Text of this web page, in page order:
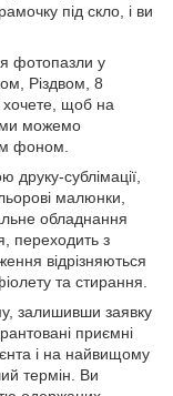
під скло, і ви
фотопазли у
Різдвом, 8
щоб на
ми можемо
фоном.
сублімації,
малюнки,
обладнання
переходить з
відрізняються
та стирання.
залишивши заявку
приємні
і на найвищому
термін. Ви